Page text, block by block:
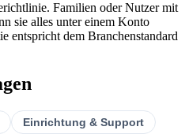
Familien oder Nutzer mit
sie alles unter einem Konto
entspricht dem Branchenstandard
Einrichtung & Support